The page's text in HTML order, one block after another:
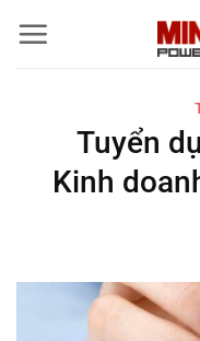
qua
Tuyển
Kinh